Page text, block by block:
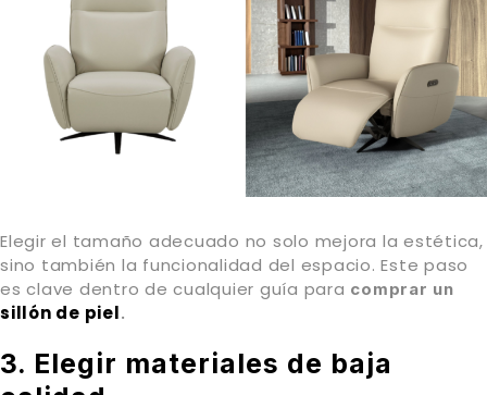
Elegir el tamaño adecuado no solo mejora la estética,
sino también la funcionalidad del espacio. Este paso
es clave dentro de cualquier guía para comprar un
sillón de piel.
3. Elegir materiales de baja